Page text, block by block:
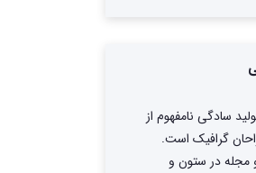
سادگی نامفهوم از
گرافیک است.
مجله در ستون و